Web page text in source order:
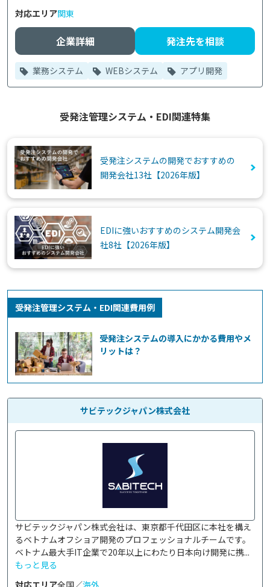
対応エリア関東
企業詳細 発注先を相談
業務システム WEBシステム アプリ開発
受発注管理システム・EDI関連特集
受発注システムの開発でおすすめの
開発会社13社【2026年版】
EDIに強いおすすめのシステム開発会
社8社【2026年版】
受発注管理システム・EDI関連費用例
受発注システムの導入にかかる費用やメ
リットは？
サビテックジャパン株式会社
サビテックジャパン株式会社は、東京都千代田区に本社を構え
るベトナムオフショア開発のプロフェッショナルチームです。
ベトナム最大手IT企業で20年以上にわたり日本向け開発に携...
もっと見る
対応エリア全国／海外